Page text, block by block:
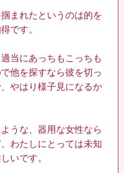
まれたというのは的を
です。
当にあっちもこっちも
他を探すなら彼を切っ
やはり様子見になるか
うな、器用な女性なら
わたしにとっては未知
いです。